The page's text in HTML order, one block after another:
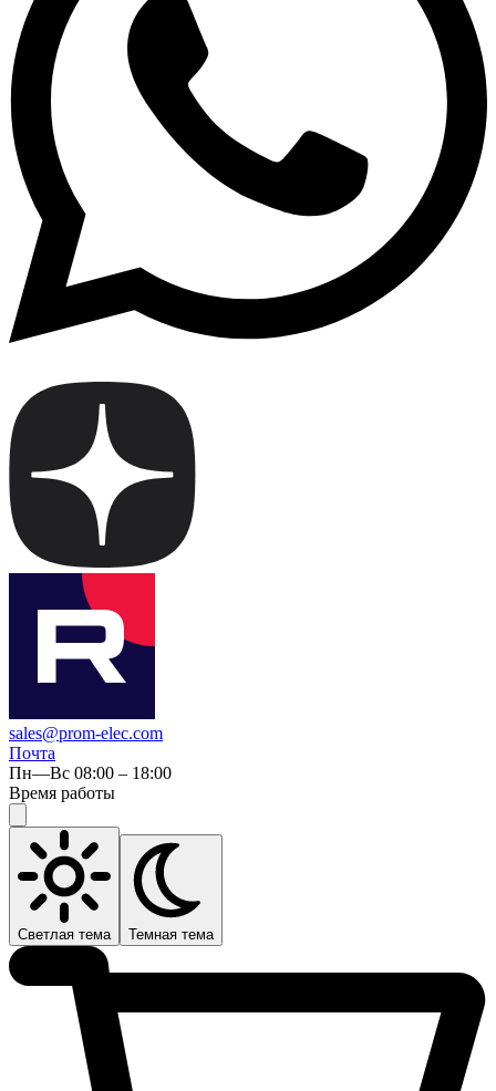
sales@prom-elec.com
Почта
Пн—Вс 08:00 – 18:00
Время работы
Светлая тема Темная тема